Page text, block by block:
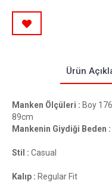
Ürün
Manken Ölçüleri : Boy
89cm
Mankenin Giydiği Beden :
Stil : Casual
Kalıp : Regular Fit